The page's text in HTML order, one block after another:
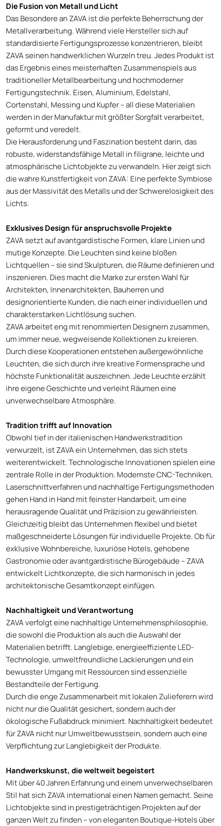
Die Fusion von Metall und Licht
Das Besondere an ZAVA ist die perfekte Beherrschung der
Metallverarbeitung. Während viele Hersteller sich auf
standardisierte Fertigungsprozesse konzentrieren, bleibt
ZAVA seinen handwerklichen Wurzeln treu. Jedes Produkt ist
das Ergebnis eines meisterhaften Zusammenspiels aus
traditioneller Metallbearbeitung und hochmoderner
Fertigungstechnik. Eisen, Aluminium, Edelstahl,
Cortenstahl, Messing und Kupfer – all diese Materialien
werden in der Manufaktur mit größter Sorgfalt verarbeitet,
geformt und veredelt.
Die Herausforderung und Faszination besteht darin, das
robuste, widerstandsfähige Metall in filigrane, leichte und
atmosphärische Lichtobjekte zu verwandeln. Hier zeigt sich
die wahre Kunstfertigkeit von ZAVA: Eine perfekte Symbiose
aus der Massivität des Metalls und der Schwerelosigkeit des
Lichts.
Exklusives Design für anspruchsvolle Projekte
ZAVA setzt auf avantgardistische Formen, klare Linien und
mutige Konzepte. Die Leuchten sind keine bloßen
Lichtquellen – sie sind Skulpturen, die Räume definieren und
inszenieren. Dies macht die Marke zur ersten Wahl für
Architekten, Innenarchitekten, Bauherren und
designorientierte Kunden, die nach einer individuellen und
charakterstarken Lichtlösung suchen.
ZAVA arbeitet eng mit renommierten Designern zusammen,
um immer neue, wegweisende Kollektionen zu kreieren.
Durch diese Kooperationen entstehen außergewöhnliche
Leuchten, die sich durch ihre kreative Formensprache und
höchste Funktionalität auszeichnen. Jede Leuchte erzählt
ihre eigene Geschichte und verleiht Räumen eine
unverwechselbare Atmosphäre.
Tradition trifft auf Innovation
Obwohl tief in der italienischen Handwerkstradition
verwurzelt, ist ZAVA ein Unternehmen, das sich stets
weiterentwickelt. Technologische Innovationen spielen eine
zentrale Rolle in der Produktion. Modernste CNC-Techniken,
Laserschnittverfahren und nachhaltige Fertigungsmethoden
gehen Hand in Hand mit feinster Handarbeit, um eine
herausragende Qualität und Präzision zu gewährleisten.
Gleichzeitig bleibt das Unternehmen flexibel und bietet
maßgeschneiderte Lösungen für individuelle Projekte. Ob für
exklusive Wohnbereiche, luxuriöse Hotels, gehobene
Gastronomie oder avantgardistische Bürogebäude – ZAVA
entwickelt Lichtkonzepte, die sich harmonisch in jedes
architektonische Gesamtkonzept einfügen.
Nachhaltigkeit und Verantwortung
ZAVA verfolgt eine nachhaltige Unternehmensphilosophie,
die sowohl die Produktion als auch die Auswahl der
Materialien betrifft. Langlebige, energieeffiziente LED-
Technologie, umweltfreundliche Lackierungen und ein
bewusster Umgang mit Ressourcen sind essenzielle
Bestandteile der Fertigung.
Durch die enge Zusammenarbeit mit lokalen Zulieferern wird
nicht nur die Qualität gesichert, sondern auch der
ökologische Fußabdruck minimiert. Nachhaltigkeit bedeutet
für ZAVA nicht nur Umweltbewusstsein, sondern auch eine
Verpflichtung zur Langlebigkeit der Produkte.
Handwerkskunst, die weltweit begeistert
Mit über 40 Jahren Erfahrung und einem unverwechselbaren
Stil hat sich ZAVA international einen Namen gemacht. Seine
Lichtobjekte sind in prestigeträchtigen Projekten auf der
ganzen Welt zu finden – von eleganten Boutique-Hotels über